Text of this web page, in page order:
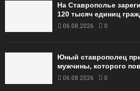
На Ставрополье
120 тысяч единиц
06.08.2026 0
Юный ставрополец
мужчины, которого
06.08.2026 0